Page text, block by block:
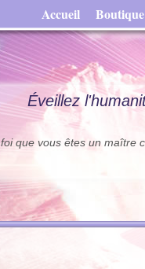
Accueil Boutique
Éveillez
que vous êtes un maître